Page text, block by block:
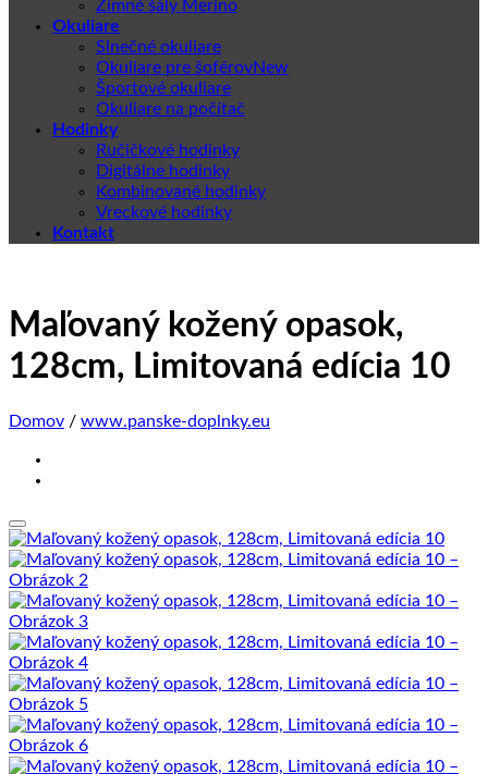
Zimné šály Merino
Okuliare
Slnečné okuliare
Okuliare pre šoférov
Športové okuliare
Okuliare na počítač
Hodinky
Ručičkové hodinky
Digitálne hodinky
Kombinované hodinky
Vreckové hodinky
Kontakt
Maľovaný kožený opasok,
128cm, Limitovaná edícia 10
Domov / www.panske-doplnky.eu